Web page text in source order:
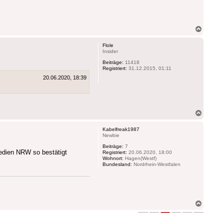
Flole
Insider
Beiträge: 11418
Registriert: 31.12.2015, 01:11
20.06.2020, 18:39
Kabelfreak1987
Newbie
Beiträge: 7
Registriert: 20.06.2020, 18:00
Wohnort: Hagen(Westf)
Bundesland: Nordrhein-Westfalen
NRW so bestätigt